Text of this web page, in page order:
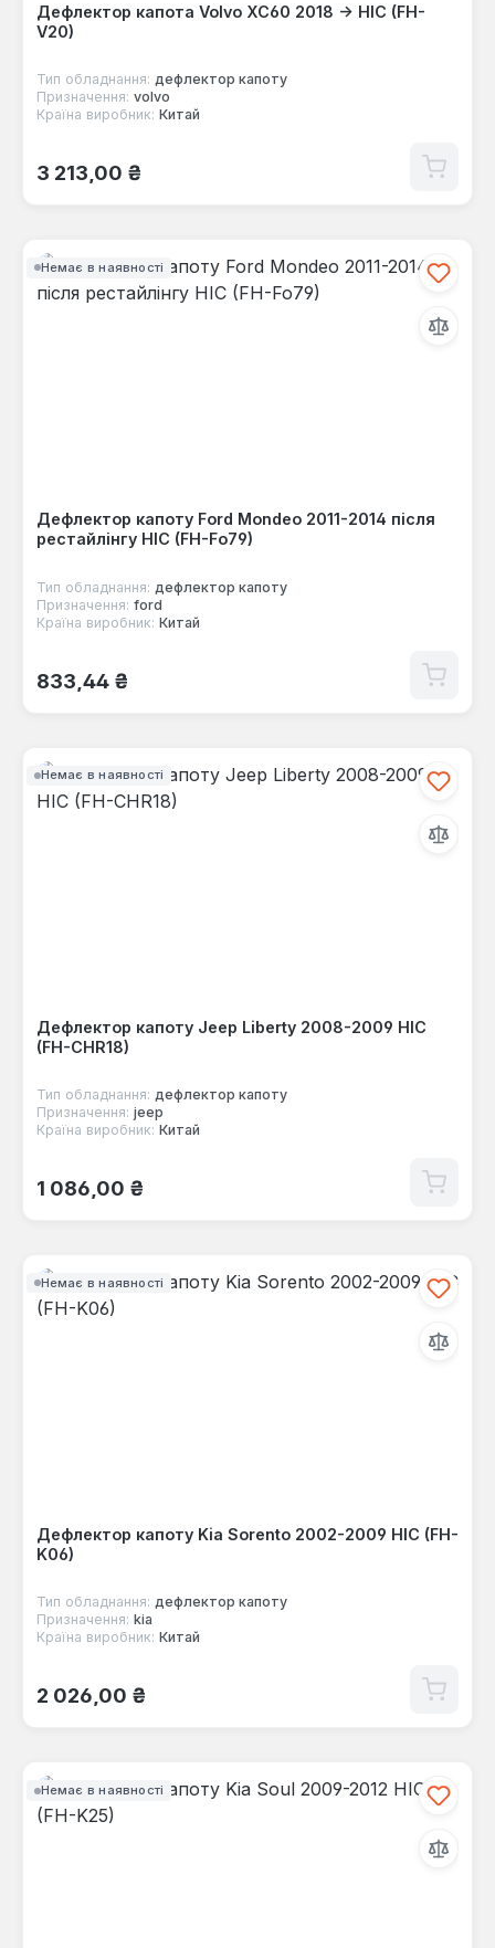
Дефлектор капота Volvo XC60 2018 -> HIC (FH-
V20)
Тип обладнання: дефлектор капоту
Призначення: volvo
Країна виробник: Китай
Звичайна ціна:
3 213,00 ₴
Немає в наявності
Дефлектор капоту Ford Mondeo 2011-2014 після
рестайлінгу HIC (FH-Fo79)
Тип обладнання: дефлектор капоту
Призначення: ford
Країна виробник: Китай
Звичайна ціна:
833,44 ₴
Немає в наявності
Дефлектор капоту Jeep Liberty 2008-2009 HIC
(FH-CHR18)
Тип обладнання: дефлектор капоту
Призначення: jeep
Країна виробник: Китай
Звичайна ціна:
1 086,00 ₴
Немає в наявності
Дефлектор капоту Kia Sorento 2002-2009 HIC (FH-
K06)
Тип обладнання: дефлектор капоту
Призначення: kia
Країна виробник: Китай
Звичайна ціна:
2 026,00 ₴
Немає в наявності